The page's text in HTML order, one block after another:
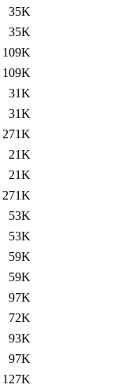
35K
35K
109K
109K
31K
31K
271K
21K
21K
271K
53K
53K
59K
59K
97K
72K
93K
97K
127K